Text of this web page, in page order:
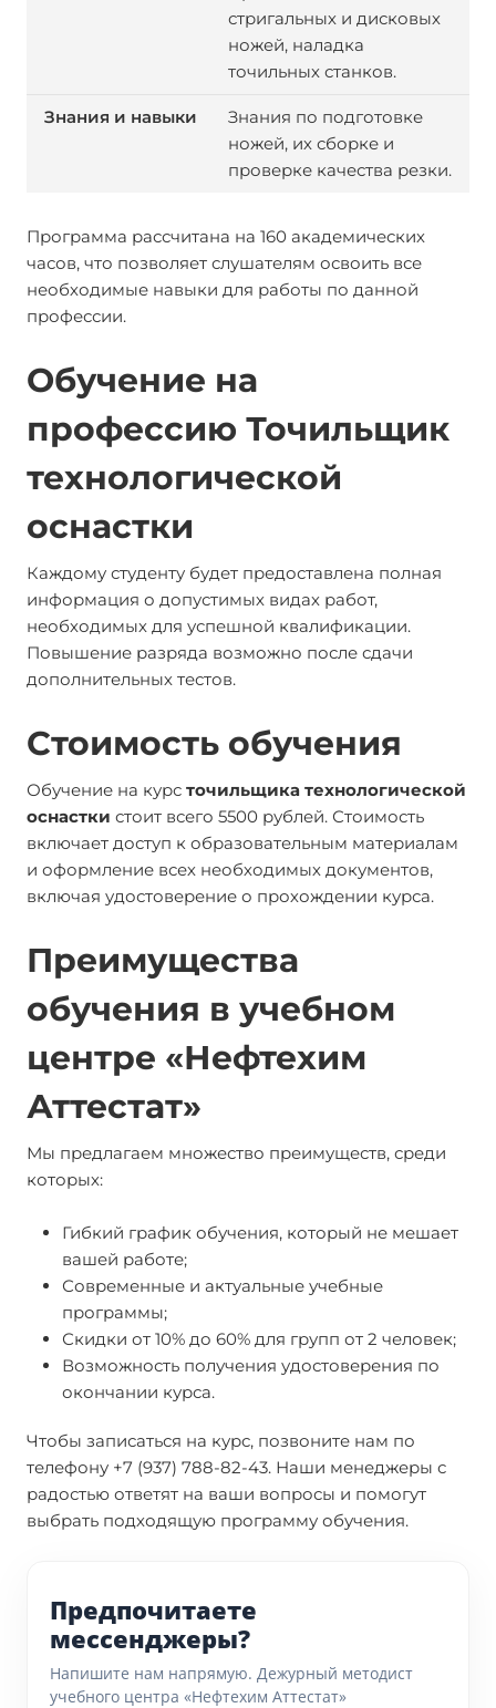
стригальных и дисковых
ножей, наладка
точильных станков.
Знания по подготовке
ножей, их сборке и
проверке качества резки.
Программа рассчитана на 160 академических
часов, что позволяет слушателям освоить все
необходимые навыки для работы по данной
профессии.
Обучение на
профессию Точильщик
технологической
оснастки
Каждому студенту будет предоставлена полная
информация о допустимых видах работ,
необходимых для успешной квалификации.
Повышение разряда возможно после сдачи
дополнительных тестов.
Стоимость обучения
Обучение на курс точильщика технологической
оснастки стоит всего 5500 рублей. Стоимость
включает доступ к образовательным материалам
и оформление всех необходимых документов,
включая удостоверение о прохождении курса.
Преимущества
обучения в учебном
центре «Нефтехим
Аттестат»
Мы предлагаем множество преимуществ, среди
которых:
Гибкий график обучения, который не мешает
вашей работе;
Современные и актуальные учебные
программы;
Скидки от 10% до 60% для групп от 2 человек;
Возможность получения удостоверения по
окончании курса.
Чтобы записаться на курс, позвоните нам по
телефону +7 (937) 788-82-43. Наши менеджеры с
радостью ответят на ваши вопросы и помогут
выбрать подходящую программу обучения.
Предпочитаете
мессенджеры?
Напишите нам напрямую. Дежурный методист
учебного центра «Нефтехим Аттестат»